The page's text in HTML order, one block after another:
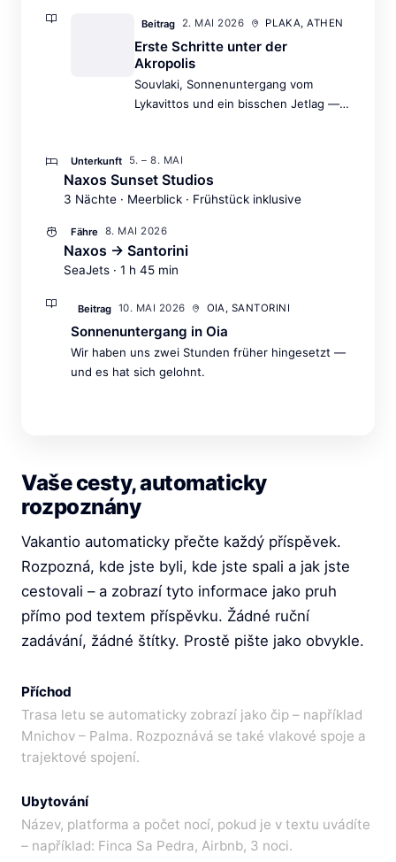
Beitrag 2. MAI 2026 PLAKA, ATHEN
Erste Schritte unter der
Akropolis
Souvlaki, Sonnenuntergang vom
Lykavittos und ein bisschen Jetlag —
Unterkunft 5. – 8. MAI
Naxos Sunset Studios
3 Nächte · Meerblick · Frühstück inklusive
Fähre 8. MAI 2026
Naxos → Santorini
SeaJets · 1 h 45 min
Beitrag 10. MAI 2026 OIA, SANTORINI
Sonnenuntergang in Oia
Wir haben uns zwei Stunden früher hingesetzt —
und es hat sich gelohnt.
Vaše cesty, automaticky
rozpoznány
Vakantio automaticky přečte každý příspěvek.
Rozpozná, kde jste byli, kde jste spali a jak jste
cestovali – a zobrazí tyto informace jako pruh
přímo pod textem příspěvku. Žádné ruční
zadávání, žádné štítky. Prostě pište jako obvykle.
Příchod
Trasa letu se automaticky zobrazí jako čip – například
Mnichov – Palma. Rozpoznává se také vlakové spoje a
trajektové spojení.
Ubytování
Název, platforma a počet nocí, pokud je v textu uvádíte
– například: Finca Sa Pedra, Airbnb, 3 noci.